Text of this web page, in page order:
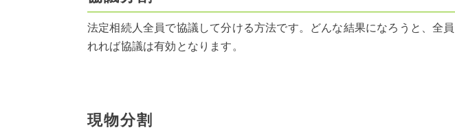
法定相続人全員で協議して分ける方法です。どんな結果になろうと、全
れれば協議は有効となります。
現物分割